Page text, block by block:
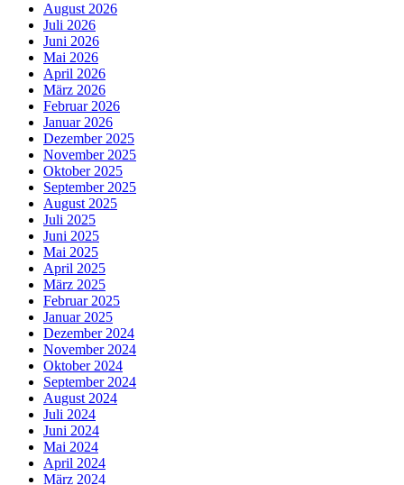
August 2026
Juli 2026
Juni 2026
Mai 2026
April 2026
März 2026
Februar 2026
Januar 2026
Dezember 2025
November 2025
Oktober 2025
September 2025
August 2025
Juli 2025
Juni 2025
Mai 2025
April 2025
März 2025
Februar 2025
Januar 2025
Dezember 2024
November 2024
Oktober 2024
September 2024
August 2024
Juli 2024
Juni 2024
Mai 2024
April 2024
März 2024